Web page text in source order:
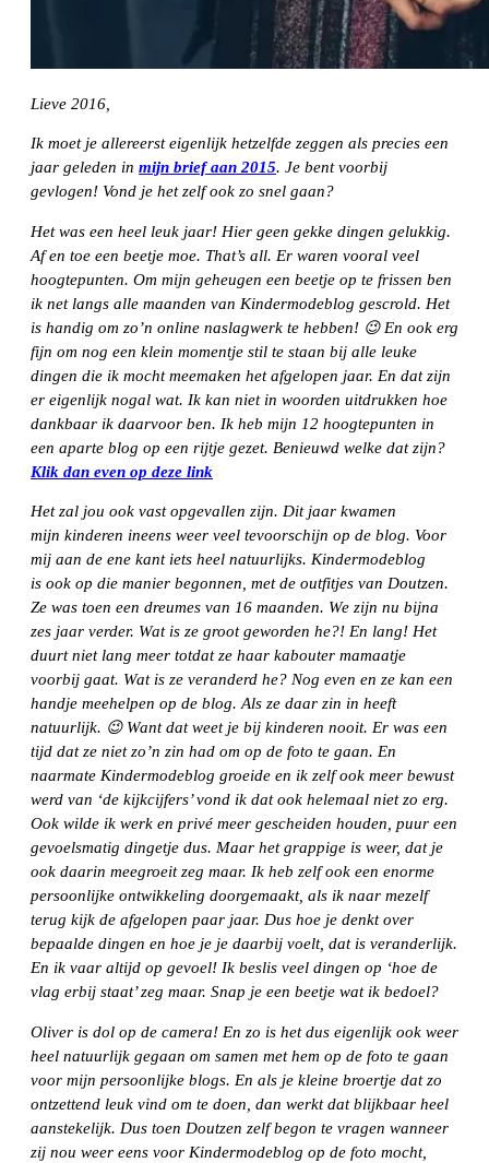
Lieve 2016,
Ik moet je allereerst eigenlijk hetzelfde zeggen als precies een
jaar geleden in mijn brief aan 2015. Je bent voorbij
gevlogen! Vond je het zelf ook zo snel gaan?
Het was een heel leuk jaar! Hier geen gekke dingen gelukkig.
Af en toe een beetje moe. That’s all. Er waren vooral veel
hoogtepunten. Om mijn geheugen een beetje op te frissen ben
ik net langs alle maanden van Kindermodeblog gescrold. Het
is handig om zo’n online naslagwerk te hebben! 😉 En ook erg
fijn om nog een klein momentje stil te staan bij alle leuke
dingen die ik mocht meemaken het afgelopen jaar. En dat zijn
er eigenlijk nogal wat. Ik kan niet in woorden uitdrukken hoe
dankbaar ik daarvoor ben. Ik heb mijn 12 hoogtepunten in
een aparte blog op een rijtje gezet. Benieuwd welke dat zijn?
Klik dan even op deze link
Het zal jou ook vast opgevallen zijn. Dit jaar kwamen
mijn kinderen ineens weer veel tevoorschijn op de blog. Voor
mij aan de ene kant iets heel natuurlijks. Kindermodeblog
is ook op die manier begonnen, met de outfitjes van Doutzen.
Ze was toen een dreumes van 16 maanden. We zijn nu bijna
zes jaar verder. Wat is ze groot geworden he?! En lang! Het
duurt niet lang meer totdat ze haar kabouter mamaatje
voorbij gaat. Wat is ze veranderd he? Nog even en ze kan een
handje meehelpen op de blog. Als ze daar zin in heeft
natuurlijk. 😉 Want dat weet je bij kinderen nooit. Er was een
tijd dat ze niet zo’n zin had om op de foto te gaan. En
naarmate Kindermodeblog groeide en ik zelf ook meer bewust
werd van ‘de kijkcijfers’ vond ik dat ook helemaal niet zo erg.
Ook wilde ik werk en privé meer gescheiden houden, puur een
gevoelsmatig dingetje dus. Maar het grappige is weer, dat je
ook daarin meegroeit zeg maar. Ik heb zelf ook een enorme
persoonlijke ontwikkeling doorgemaakt, als ik naar mezelf
terug kijk de afgelopen paar jaar. Dus hoe je denkt over
bepaalde dingen en hoe je je daarbij voelt, dat is veranderlijk.
En ik vaar altijd op gevoel! Ik beslis veel dingen op ‘hoe de
vlag erbij staat’ zeg maar. Snap je een beetje wat ik bedoel?
Oliver is dol op de camera! En zo is het dus eigenlijk ook weer
heel natuurlijk gegaan om samen met hem op de foto te gaan
voor mijn persoonlijke blogs. En als je kleine broertje dat zo
ontzettend leuk vind om te doen, dan werkt dat blijkbaar heel
aanstekelijk. Dus toen Doutzen zelf begon te vragen wanneer
zij nou weer eens voor Kindermodeblog op de foto mocht,